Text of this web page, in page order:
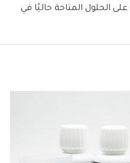
الحلول المتاحة حاليًا في